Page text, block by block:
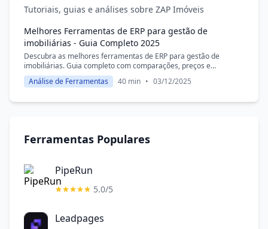
Tutoriais, guias e análises sobre ZAP Imóveis
Melhores Ferramentas de ERP para gestão de
imobiliárias - Guia Completo 2025
Descubra as melhores ferramentas de ERP para gestão de
imobiliárias. Guia completo com comparações, preços e
avaliações para você escolher a solução ideal.
Análise de Ferramentas 40 min • 03/12/2025
Ferramentas Populares
PipeRun
5.0/5
Leadpages